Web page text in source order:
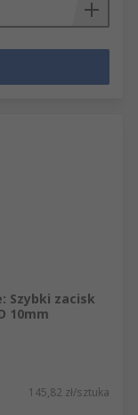
Szybki zacisk
10mm
145,82 zł/sztuka